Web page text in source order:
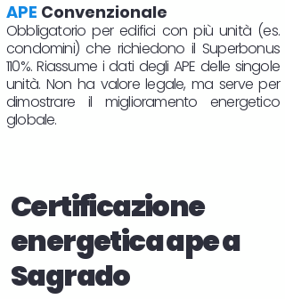
APE Convenzionale
Obbligatorio per edifici con più unità (es.
condomini) che richiedono il Superbonus
110%. Riassume i dati degli APE delle singole
unità. Non ha valore legale, ma serve per
dimostrare il miglioramento energetico
globale.
Certificazione
energetica ape a
Sagrado